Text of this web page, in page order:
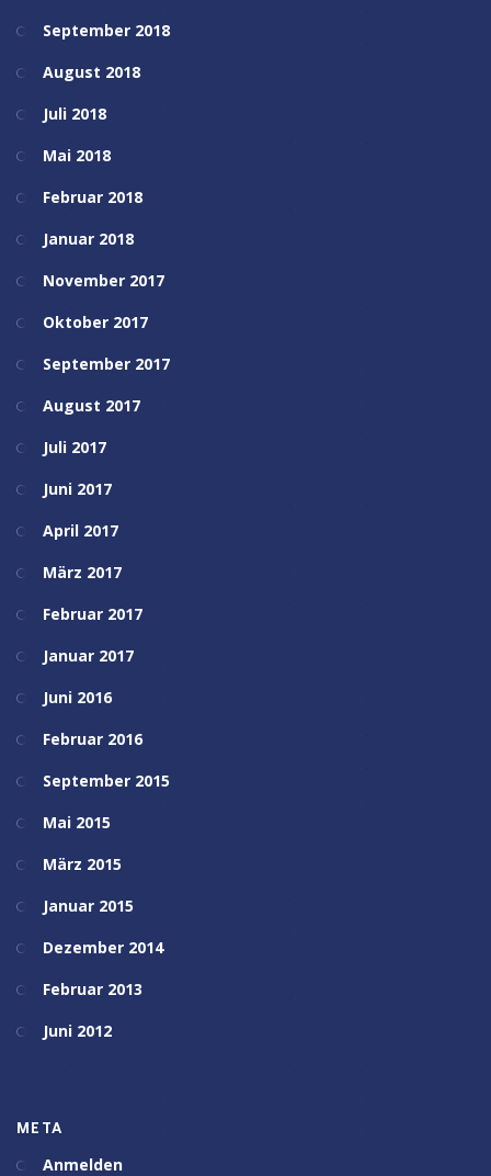
September 2018
August 2018
Juli 2018
Mai 2018
Februar 2018
Januar 2018
November 2017
Oktober 2017
September 2017
August 2017
Juli 2017
Juni 2017
April 2017
März 2017
Februar 2017
Januar 2017
Juni 2016
Februar 2016
September 2015
Mai 2015
März 2015
Januar 2015
Dezember 2014
Februar 2013
Juni 2012
META
Anmelden